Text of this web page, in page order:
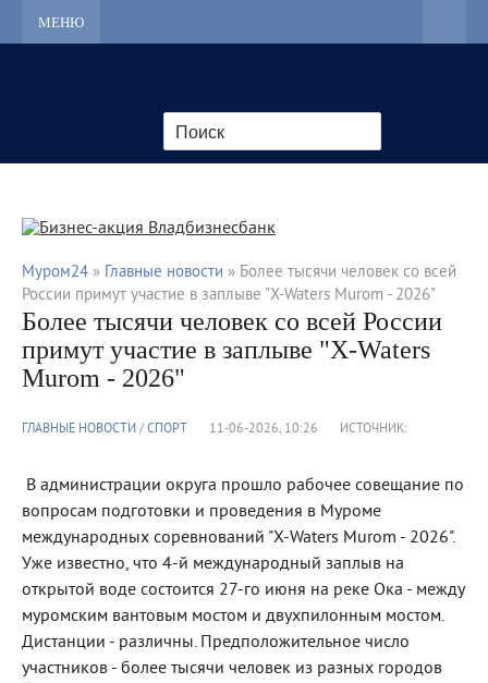
МЕНЮ
Муром24 » Главные новости » Более тысячи человек со всей
России примут участие в заплыве "Х-Waters Murom - 2026"
Более тысячи человек со всей России
примут участие в заплыве "Х-Waters
Murom - 2026"
ГЛАВНЫЕ НОВОСТИ/ CПОРТ 11-06-2026, 10:26 ИСТОЧНИК:
В администрации округа прошло рабочее совещание по
вопросам подготовки и проведения в Муроме
международных соревнований "Х-Waters Murom - 2026".
Уже известно, что 4-й международный заплыв на
открытой воде состоится 27-го июня на реке Ока - между
муромским вантовым мостом и двухпилонным мостом.
Дистанции - различны. Предположительное число
участников - более тысячи человек из разных городов